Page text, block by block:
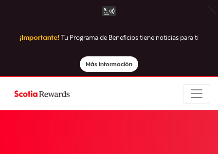
¡Importante! Tu Programa de Beneficios tiene noticias para ti
Más información